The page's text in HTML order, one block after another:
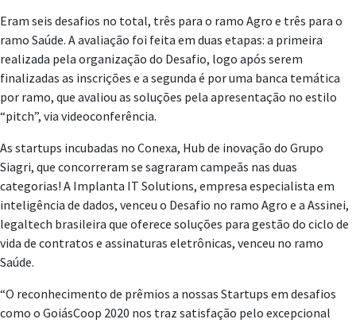
Eram seis desafios no total, três para o ramo Agro e três para o
ramo Saúde. A avaliação foi feita em duas etapas: a primeira
realizada pela organização do Desafio, logo após serem
finalizadas as inscrições e a segunda é por uma banca temática
por ramo, que avaliou as soluções pela apresentação no estilo
“pitch”, via videoconferência.
As startups incubadas no Conexa, Hub de inovação do Grupo
Siagri, que concorreram se sagraram campeãs nas duas
categorias! A Implanta IT Solutions, empresa especialista em
inteligência de dados, venceu o Desafio no ramo Agro e a Assinei,
legaltech brasileira que oferece soluções para gestão do ciclo de
vida de contratos e assinaturas eletrônicas, venceu no ramo
Saúde.
“O reconhecimento de prêmios a nossas Startups em desafios
como o GoiásCoop 2020 nos traz satisfação pelo excepcional